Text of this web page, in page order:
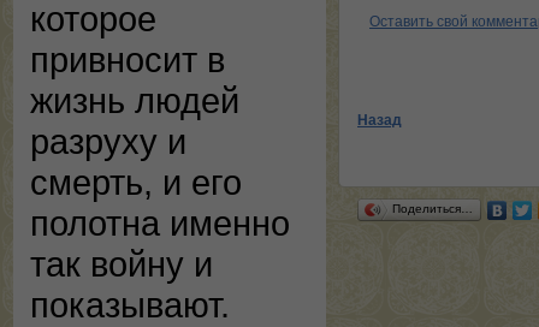
которое
привносит в
жизнь людей
разруху и
смерть, и его
полотна именно
так войну и
показывают.
Оставить свой
Назад
Поделиться…